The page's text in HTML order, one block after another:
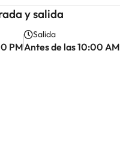
y salida
PM
Salida
Antes de las 10:00 AM